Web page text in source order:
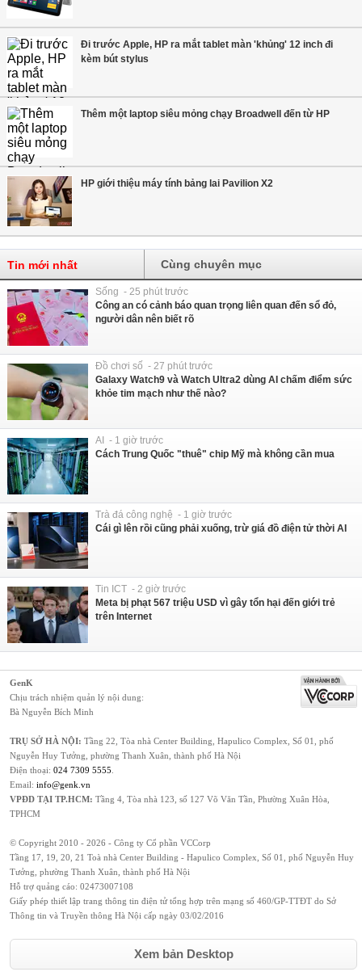
Đi trước Apple, HP ra mắt tablet màn 'khủng' 12 inch đi
kèm bút stylus
Thêm một laptop siêu mỏng chạy Broadwell đến từ HP
HP giới thiệu máy tính bảng lai Pavilion X2
Tin mới nhất Cùng chuyên mục
Sống - 25 phút trước
Công an có cảnh báo quan trọng liên quan đến sổ đỏ,
người dân nên biết rõ
Đồ chơi số - 27 phút trước
Galaxy Watch9 và Watch Ultra2 dùng AI chấm điểm sức
khỏe tim mạch như thế nào?
AI - 1 giờ trước
Cách Trung Quốc "thuê" chip Mỹ mà không cần mua
Trà đá công nghệ - 1 giờ trước
Cái gì lên rồi cũng phải xuống, trừ giá đồ điện tử thời AI
Tin ICT - 2 giờ trước
Meta bị phạt 567 triệu USD vì gây tổn hại đến giới trẻ
trên Internet
GenK
Chịu trách nhiệm quản lý nội dung:
Bà Nguyễn Bích Minh
TRỤ SỞ HÀ NỘI: Tầng 22, Tòa nhà Center Building, Hapulico Complex, Số 01, phố
Nguyễn Huy Tưởng, phường Thanh Xuân, thành phố Hà Nội
Điện thoại: 024 7309 5555
Email: info@genk.vn
VPĐD TẠI TP.HCM: Tầng 4, Tòa nhà 123, số 127 Võ Văn Tần, Phường Xuân Hòa,
TPHCM
© Copyright 2010 - 2026 - Công ty Cổ phần VCCorp
Tầng 17, 19, 20, 21 Toà nhà Center Building - Hapulico Complex, Số 01, phố Nguyễn Huy
Tưởng, phường Thanh Xuân, thành phố Hà Nội
Hỗ trợ quảng cáo: 02473007108
Giấy phép thiết lập trang thông tin điện tử tổng hợp trên mạng số 460/GP-TTĐT do Sở
Thông tin và Truyền thông Hà Nội cấp ngày 03/02/2016
Xem bản Desktop